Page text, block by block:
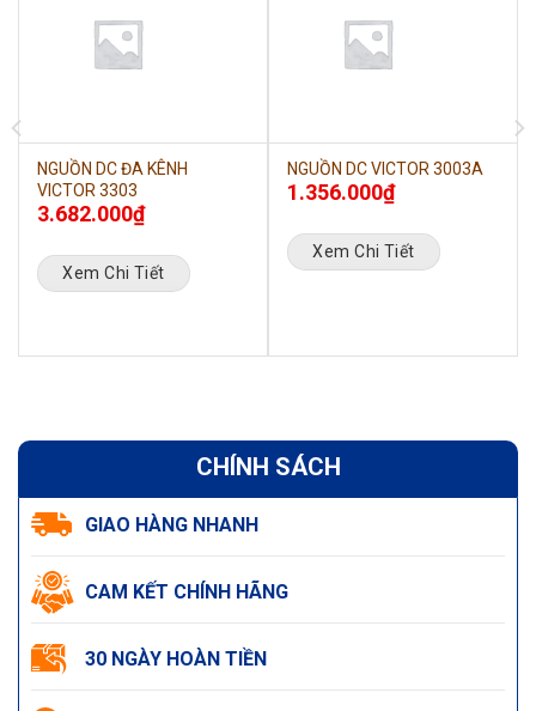
NGUỒN DC ĐA KÊNH
VICTOR 3303
3.682.000₫
Xem Chi Tiết
NGUỒN DC VICTOR 3003A
1.356.000₫
Xem Chi Tiết
CHÍNH SÁCH
GIAO HÀNG NHANH
CAM KẾT CHÍNH HÃNG
30 NGÀY HOÀN TIỀN